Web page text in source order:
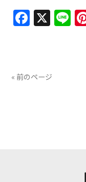
X
« 前のページ